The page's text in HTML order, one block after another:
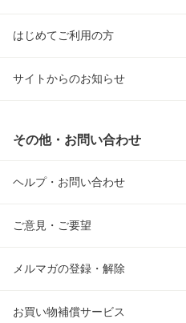
はじめてご利用の方
サイトからのお知らせ
その他・お問い合わせ
ヘルプ・お問い合わせ
ご意見・ご要望
メルマガの登録・解除
お買い物補償サービス